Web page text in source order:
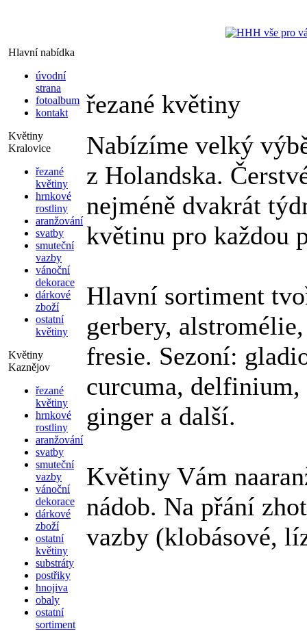
Hlavní nabídka
úvodní
strana
fotoalbum
kontakt
Květiny
Kralovice
řezané
květiny
hrnkové
rostliny
aranžování
svatby
smuteční
vazby
vánoční
dekorace
dárkové
zboží
ostatní
květiny
Květiny
Kaznějov
řezané
květiny
hrnkové
rostliny
aranžování
svatby
smuteční
vazby
vánoční
dekorace
dárkové
zboží
ostatní
květiny
substráty
postřiky
hnojiva
obaly
ostatní
sortiment
řezané květiny
Nabízíme velký
z Holandska.
nejméně dvakrát
květinu pro každou
Hlavní sortiment
gerbery,
fresie. Sezoní:
curcuma,
ginger a další.
Květiny Vám
nádob. Na přání
vazby (klobásové,